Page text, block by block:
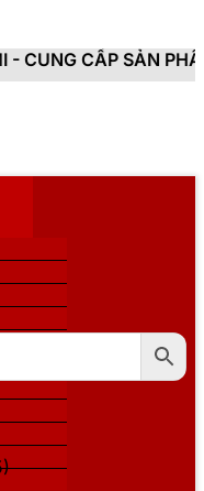
PHẨM CHÍNH